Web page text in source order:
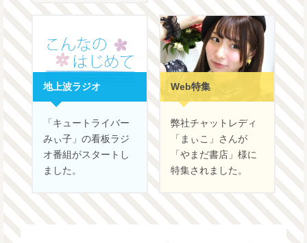
地上波ラジオ
「キュートライバー
みぃ子」の看板ラジ
オ番組がスタートし
ました。
Web特集
弊社チャットレディ
「まぃこ」さんが
「やまだ書店」様に
特集されました。